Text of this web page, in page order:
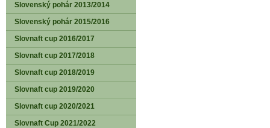
Slovenský pohár 2013/2014
Slovenský pohár 2015/2016
Slovnaft cup 2016/2017
Slovnaft cup 2017/2018
Slovnaft cup 2018/2019
Slovnaft cup 2019/2020
Slovnaft cup 2020/2021
Slovnaft Cup 2021/2022